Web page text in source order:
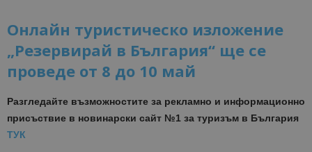
Онлайн туристическо изложение
„Резервирай в България“ ще се
проведе от 8 до 10 май
Разгледайте възможностите за рекламно и информационно
присъствие в новинарски сайт №1 за туризъм в България
ТУК